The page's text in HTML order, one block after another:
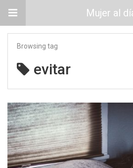
Mujer al
Browsing tag
evitar